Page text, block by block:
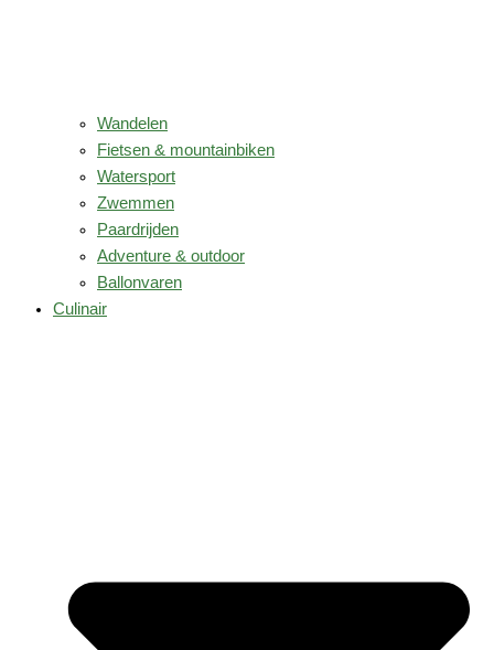
Wandelen
Fietsen & mountainbiken
Watersport
Zwemmen
Paardrijden
Adventure & outdoor
Ballonvaren
Culinair